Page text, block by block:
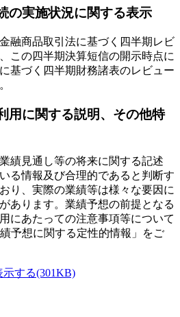
の実施状況に関する表示
融商品取引法に基づく四半期レビ
この四半期決算短信の開示時点に
基づく四半期財務諸表のレビュー
用に関する説明、その他特
績見通し等の将来に関する記述
る情報及び合理的であると判断す
り、実際の業績等は様々な要因に
あります。業績予想の前提となる
にあたっての注意事項等について
予想に関する定性的情報」をご
(301KB)